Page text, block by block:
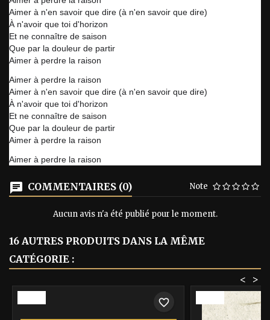
Aimer à n'en savoir que dire (à n'en savoir que dire)
À n'avoir que toi d'horizon
Et ne connaître de saison
Que par la douleur de partir
Aimer à perdre la raison
Aimer à perdre la raison
Aimer à n'en savoir que dire (à n'en savoir que dire)
À n'avoir que toi d'horizon
Et ne connaître de saison
Que par la douleur de partir
Aimer à perdre la raison
Aimer à perdre la raison
COMMENTAIRES (0) Note
Aucun avis n'a été publié pour le moment.
16 AUTRES PRODUITS DANS LA MÊME
CATÉGORIE :
>
<
favorite_border